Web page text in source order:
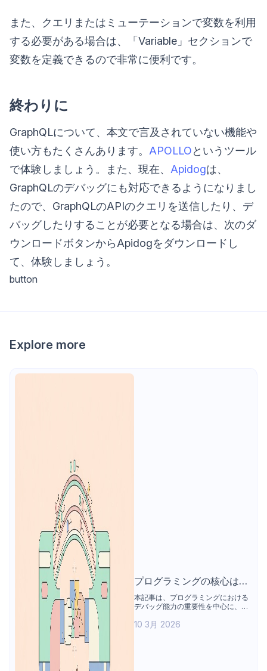
また、クエリまたはミューテーションで変数を利用
する必要がある場合は、「Variable」セクションで
変数を定義できるので非常に便利です。
終わりに
GraphQLについて、本文で言及されていない機能や
使い方もたくさんあります。 APOLLOというツール
で体験しましょう。また、現在、 Apidogは、
GraphQLのデバッグにも対応できるようになりまし
たので、GraphQLのAPIのクエリを送信したり、デ
バッグしたりすることが必要となる場合は、次のダ
ウンロードボタンからApidogをダウンロードし
て、体験しましょう。
button
Explore more
プログラミングの核心はデ
バッグ：コピペ依存から脱
却する力
本記事は、プログラミングにおける
デバッグ能力の重要性を中心に、コ
理解においてデバッグが果たす役割
10 3月 2026